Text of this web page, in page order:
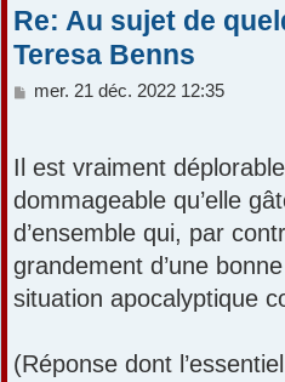
Re: Au sujet de
Teresa Benns
M
a
g
e
mer. 21 déc. 2022 12:35
Il est vraiment
dommageable qu’elle
d’ensemble qui, par
grandement d’une
situation apocalyptique
(Réponse dont